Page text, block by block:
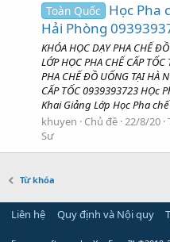
Toàn Quốc
Học Pha
Hải Phòng
KHÓA HỌC DẠY PHA CHẾ
LỚP HỌC PHA CHẾ CẤP
PHA CHẾ ĐỒ UỐNG TẠI HÀ
CẤP TỐC 0939393723 HỌc
Khai Giảng Lớp Học Pha
khuyen
Chủ đề 22/8/20
Sư
Từ khóa
Liên hệ Quy định và Nội quy